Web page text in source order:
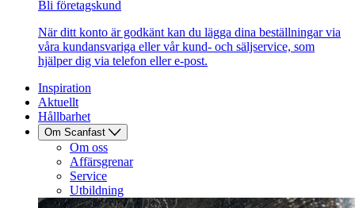
Bli företagskund
När ditt konto är godkänt kan du lägga dina beställningar via
våra kundansvariga eller vår kund- och säljservice, som
hjälper dig via telefon eller e-post.
Inspiration
Aktuellt
Hållbarhet
Om Scanfast
Om oss
Affärsgrenar
Service
Utbildning